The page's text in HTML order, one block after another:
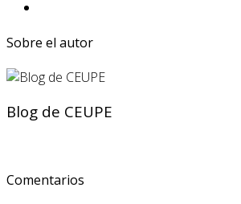
Sobre el autor
Blog de CEUPE
Comentarios